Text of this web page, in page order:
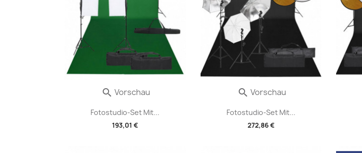
Fotostudio-Set Mit...
193,01 €
 Vorschau
Fotostudio-Set Mit...
272,86 €
 Vorschau